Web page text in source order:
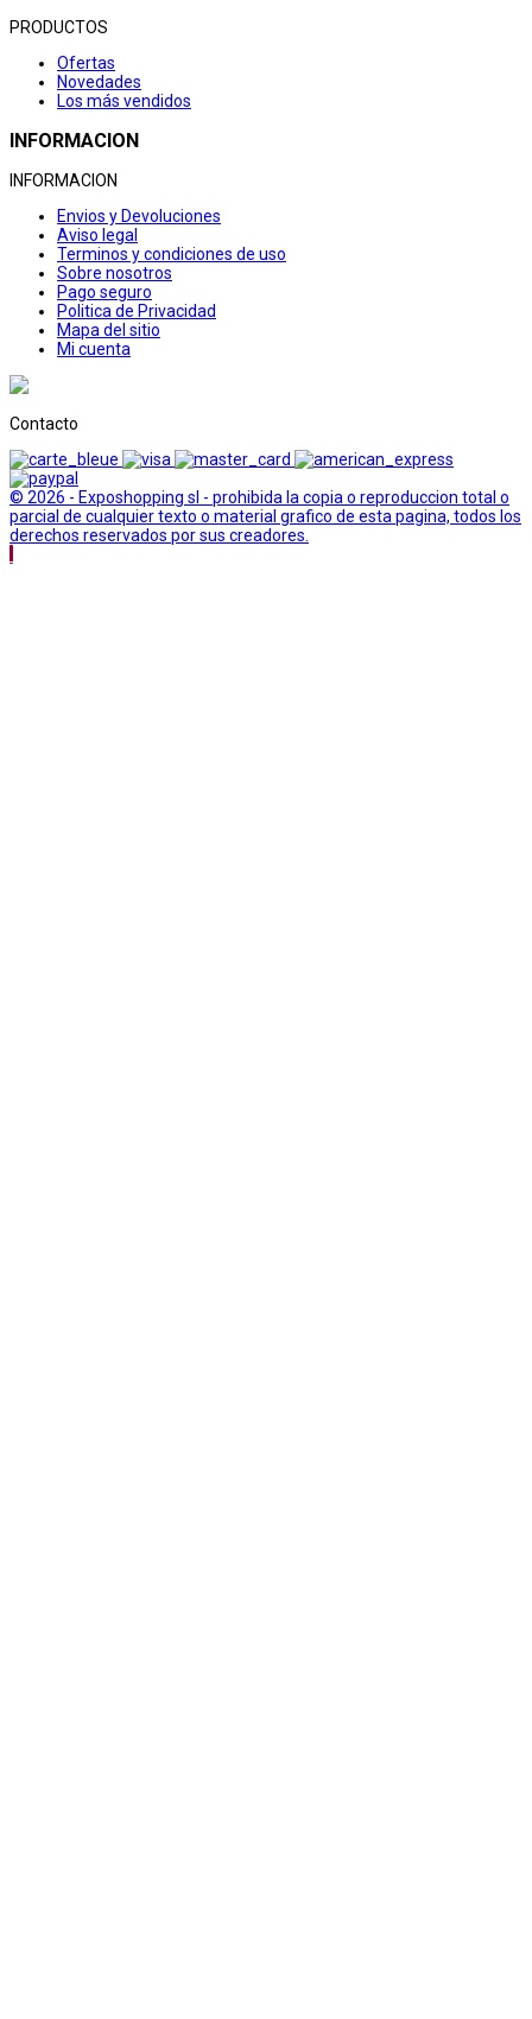
PRODUCTOS
Ofertas
Novedades
Los más vendidos
INFORMACION
INFORMACION
Envios y Devoluciones
Aviso legal
Terminos y condiciones de uso
Sobre nosotros
Pago seguro
Politica de Privacidad
Mapa del sitio
Mi cuenta
Contacto
© 2026 - Exposhopping sl - prohibida la copia o reproduccion total o
parcial de cualquier texto o material grafico de esta pagina, todos los
derechos reservados por sus creadores.